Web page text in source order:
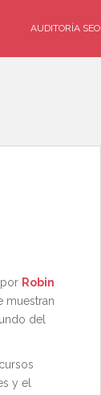
AUDITORÍA SEO
Robin
muestran
del
y el